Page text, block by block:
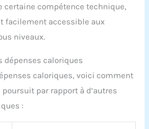
Toute Simplicité.
certaine compétence technique,
facilement accessible aux
niveaux.
dépenses caloriques
caloriques, voici comment
par rapport à d’autres
: